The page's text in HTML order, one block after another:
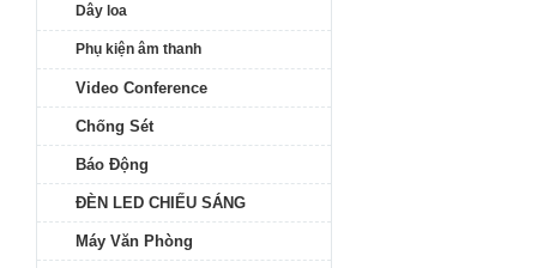
Dây loa
Phụ kiện âm thanh
Video Conference
Chống Sét
Báo Động
ĐÈN LED CHIẾU SÁNG
Máy Văn Phòng